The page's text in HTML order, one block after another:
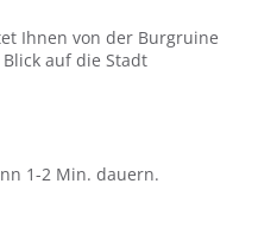
Ihnen von der Burgruine
auf die Stadt
1-2 Min. dauern.